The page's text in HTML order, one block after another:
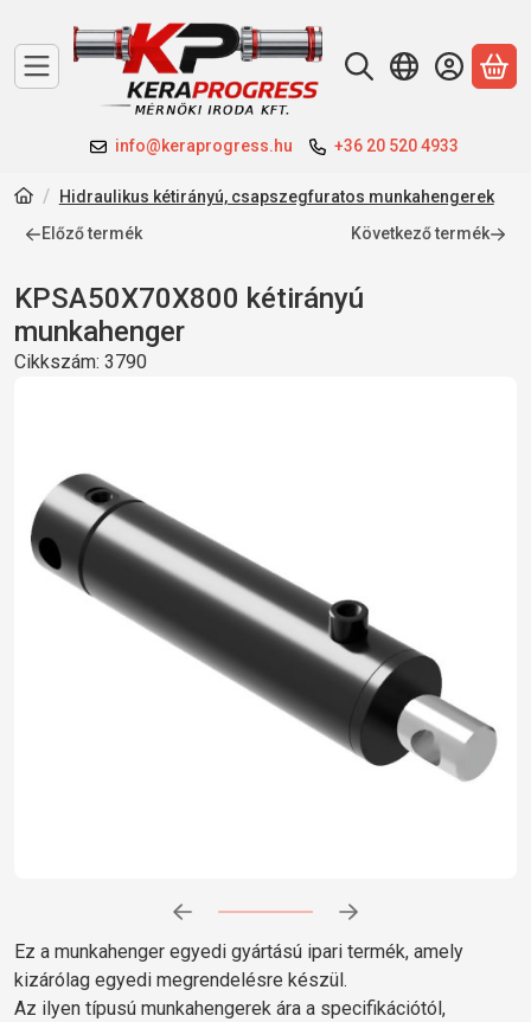
info@keraprogress.hu +36 20 520 4933
A
Hidraulikus kétirányú, csapszegfuratos munkahengerek
Előző termék
Következő termék
KPSA50X70X800 kétirányú
munkahenger
Cikkszám: 3790
Ez a munkahenger egyedi gyártású ipari termék, amely
kizárólag egyedi megrendelésre készül.
Az ilyen típusú munkahengerek ára a specifikációtól,